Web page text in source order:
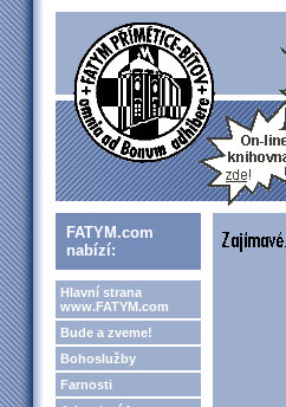
FATYM.com
nabízí:
Hlavní strana
www.FATYM.com
Bude a zveme!
Bohoslužby
Farnosti